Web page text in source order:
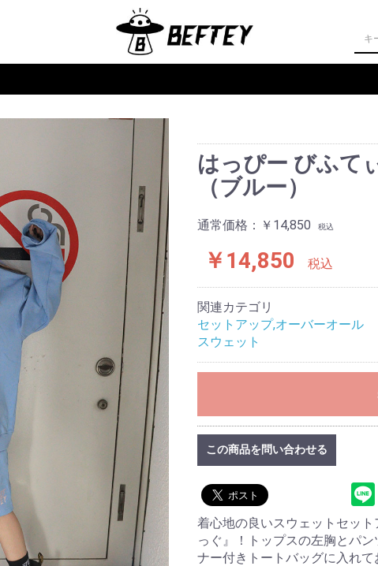
はっぴー びふて
（ブルー）
通常価格： ￥14,850 税込
￥14,850 税込
関連カテゴリ
セットアップ,オーバーオール
スウェット
この商品を問い合わせる
着心地の良いスウェットセッ
っぐ』！トップスの左胸とパ
ナー付きトートバッグに入れ